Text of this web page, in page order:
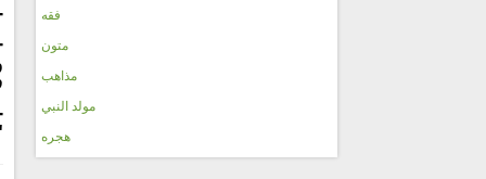
فقه
متون
مذاهب
مولد النبي
هجره